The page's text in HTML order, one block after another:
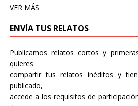
VER MÁS
ENVÍA TUS RELATOS
Publicamos relatos cortos y
quieres
compartir tus relatos inéditos y
publicado,
accede a los requisitos de